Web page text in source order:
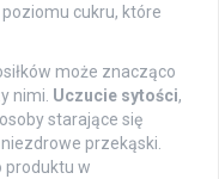
cukru, które
może znacząco
nimi. Uczucie sytości,
starające się
przekąski.
produktu w